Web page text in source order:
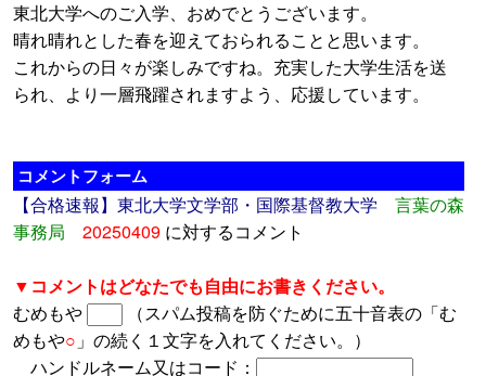
東北大学へのご入学、おめでとうございます。
晴れ晴れとした春を迎えておられることと思います。
これからの日々が楽しみですね。充実した大学生活を送
られ、より一層飛躍されますよう、応援しています。
コメントフォーム
【合格速報】東北大学文学部・国際基督教大学
言葉の森
事務局
20250409 に対するコメント
▼コメントはどなたでも自由にお書きください。
むめもや
（スパム投稿を防ぐために五十音表の「む
めもや○ 」の続く１文字を入れてください。）
ハンドルネーム又はコード：